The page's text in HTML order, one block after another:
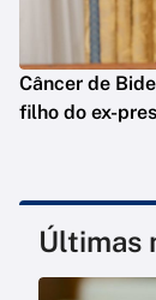
Câncer de
filho do ex-
Últimas